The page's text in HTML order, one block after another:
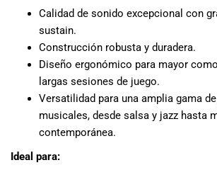
compra en
línea a través
de nuestra
página web y
recibe tu
pedido en la
comodidad de
tu hogar.
Calidad de sonido excepcional con
sustain.
Construcción robusta y duradera.
Diseño ergonómico para mayor
largas sesiones de juego.
Versatilidad para una amplia gama
musicales, desde salsa y jazz hasta
contemporánea.
Ideal para: